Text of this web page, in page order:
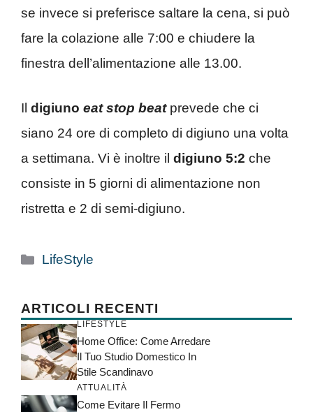
se invece si preferisce saltare la cena, si può
fare la colazione alle 7:00 e chiudere la
finestra dell’alimentazione alle 13.00.
Il digiuno eat stop beatprevede che ci
siano 24 ore di completo di digiuno una volta
a settimana. Vi è inoltre il digiuno 5:2 che
consiste in 5 giorni di alimentazione non
ristretta e 2 di semi-digiuno.
Categorie
LifeStyle
ARTICOLI RECENTI
LIFESTYLE
Home Office: Come Arredare
Il Tuo Studio Domestico In
Stile Scandinavo
ATTUALITÀ
Come Evitare Il Fermo